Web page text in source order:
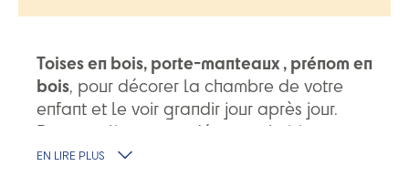
Toises en bois, porte-manteaux , prénom en
bois, pour décorer la chambre de votre
enfant et le voir grandir jour après jour.
Personnalisez votre déco en choisissant
votre modèle parmi notre sélection. Tous
EN LIRE PLUS